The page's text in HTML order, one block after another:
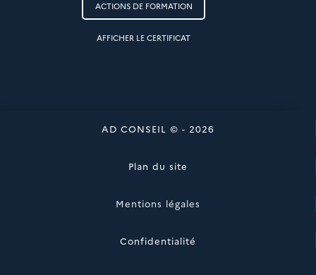
ACTIONS DE FORMATION
AFFICHER LE CERTIFICAT
AD CONSEIL © - 2026
Plan du site
Mentions légales
Confidentialité